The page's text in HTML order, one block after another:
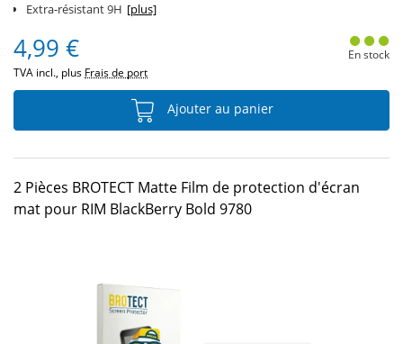
Extra-résistant 9H [plus]
4,99 €
TVA incl., plus Frais de port
En stock
Ajouter au panier
2 Pièces BROTECT Matte Film de protection d'écran
mat pour RIM BlackBerry Bold 9780